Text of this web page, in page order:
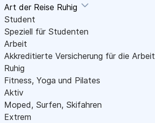
Art der Reise Ruhig
Student
Speziell für Studenten
Arbeit
Akkreditierte Versicherung für die Arbeit
Ruhig
Fitness, Yoga und Pilates
Aktiv
Moped, Surfen, Skifahren
Extrem